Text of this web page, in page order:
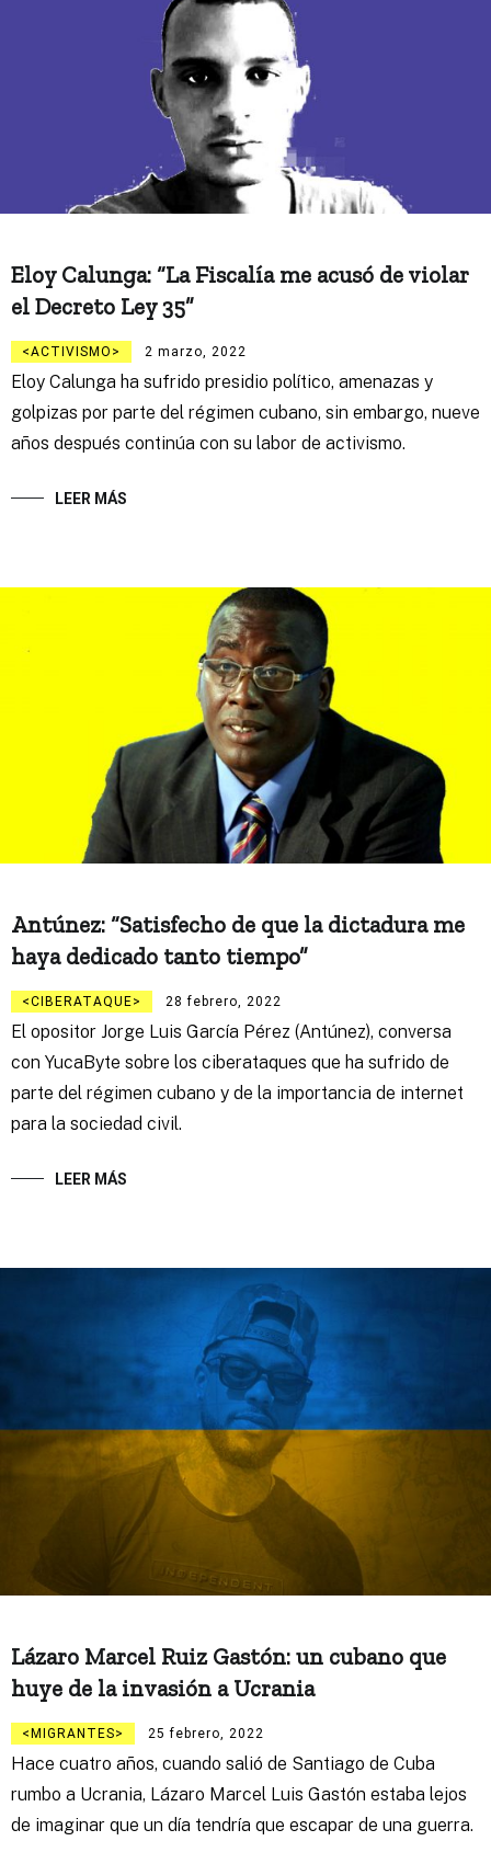
Eloy Calunga: “La Fiscalía me acusó de violar
el Decreto Ley 35”
ACTIVISMO 2 marzo, 2022
Eloy Calunga ha sufrido presidio político, amenazas y
golpizas por parte del régimen cubano, sin embargo, nueve
años después continúa con su labor de activismo.
LEER MÁS
Antúnez: “Satisfecho de que la dictadura me
haya dedicado tanto tiempo”
CIBERATAQUE 28 febrero, 2022
El opositor Jorge Luis García Pérez (Antúnez), conversa
con YucaByte sobre los ciberataques que ha sufrido de
parte del régimen cubano y de la importancia de internet
para la sociedad civil.
LEER MÁS
Lázaro Marcel Ruiz Gastón: un cubano que
huye de la invasión a Ucrania
MIGRANTES 25 febrero, 2022
Hace cuatro años, cuando salió de Santiago de Cuba
rumbo a Ucrania, Lázaro Marcel Luis Gastón estaba lejos
de imaginar que un día tendría que escapar de una guerra.